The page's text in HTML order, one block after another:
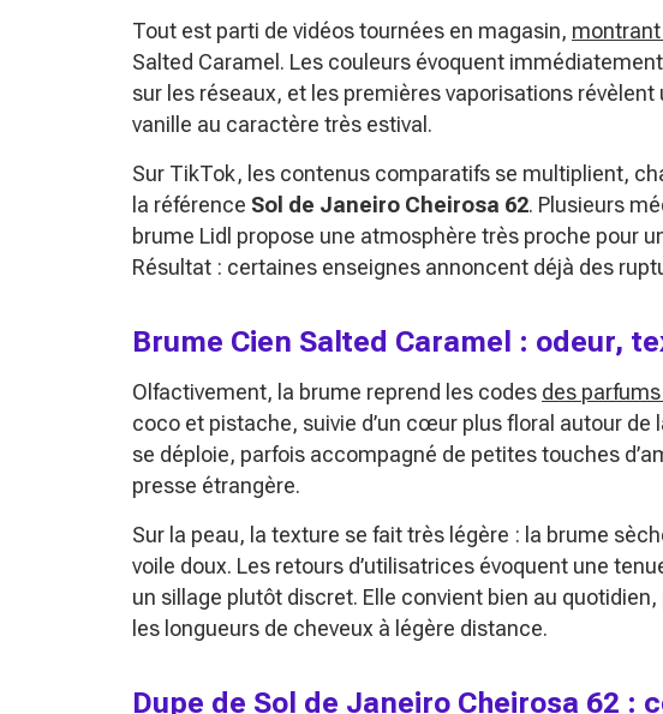
Tout est parti de vidéos tournées en magasin,
Salted Caramel. Les couleurs évoquent
sur les réseaux, et les premières vaporisations
vanille au caractère très estival.
Sur TikTok, les contenus comparatifs se multiplient,
la référence Sol de Janeiro Cheirosa 62. Plusieurs
brume Lidl propose une atmosphère très proche pour
Résultat : certaines enseignes annoncent déjà des
Brume Cien Salted Caramel : odeur,
Olfactivement, la brume reprend les codes des
coco et pistache, suivie d’un cœur plus floral autour de
se déploie, parfois accompagné de petites touches
presse étrangère.
Sur la peau, la texture se fait très légère : la brume
voile doux. Les retours d’utilisatrices évoquent une
un sillage plutôt discret. Elle convient bien au
les longueurs de cheveux à légère distance.
Dupe de Sol de Janeiro Cheirosa 62 :